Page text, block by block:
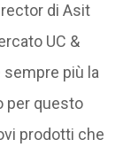
di Asit
UC &
sempre più la
per questo
prodotti che